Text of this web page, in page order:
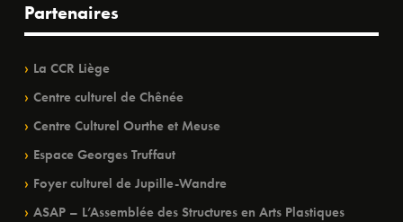
Partenaires
La CCR Liège
Centre culturel de Chênée
Centre Culturel Ourthe et Meuse
Espace Georges Truffaut
Foyer culturel de Jupille-Wandre
ASAP – L’Assemblée des Structures en Arts Plastiques